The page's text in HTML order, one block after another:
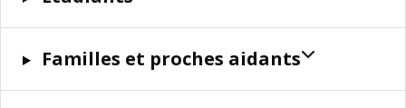
Familles et proches aidants